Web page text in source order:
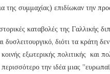
της συμμαχίας) επιδίωκαν την
καταβολές της
διότι τα κράτη
εξωτερικής πολιτικής και
την ιδέα μιας